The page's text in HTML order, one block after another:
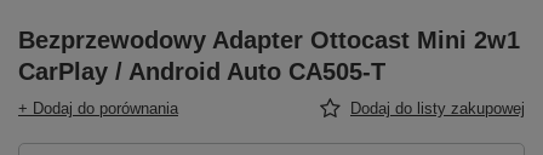
Bezprzewodowy Adapter Ottocast Mini 2w1
CarPlay / Android Auto CA505-T
+ Dodaj do porównania Dodaj do listy zakupowej